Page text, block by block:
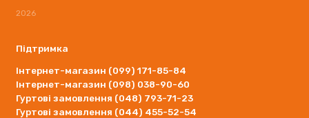
2026
Підтримка
Інтернет-магазин (099) 171-85-84
Інтернет-магазин (098) 038-90-60
Гуртові замовлення (048) 793-71-23
Гуртові замовлення (044) 455-52-54